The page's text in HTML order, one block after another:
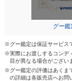
グー鑑
※グー鑑定は保証サービス
※実際にお渡しするコンデ
目が異なる場合がござい
※グー鑑定の評価はあくま
の詳細は各販売店へお問